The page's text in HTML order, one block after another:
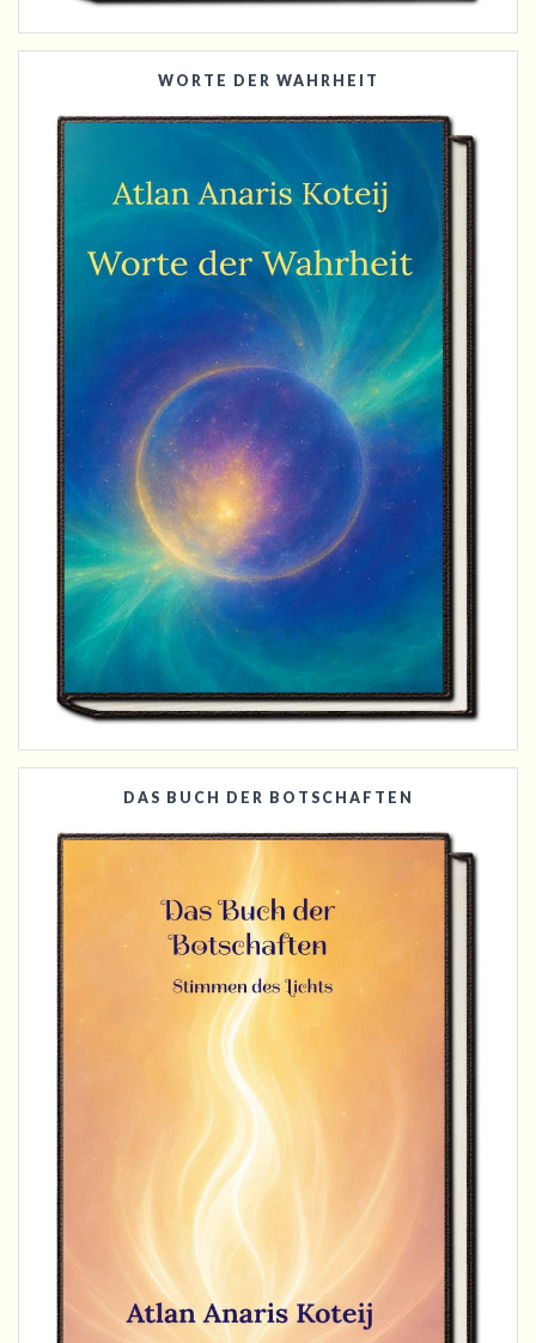
WORTE DER WAHRHEIT
DAS BUCH DER BOTSCHAFTEN